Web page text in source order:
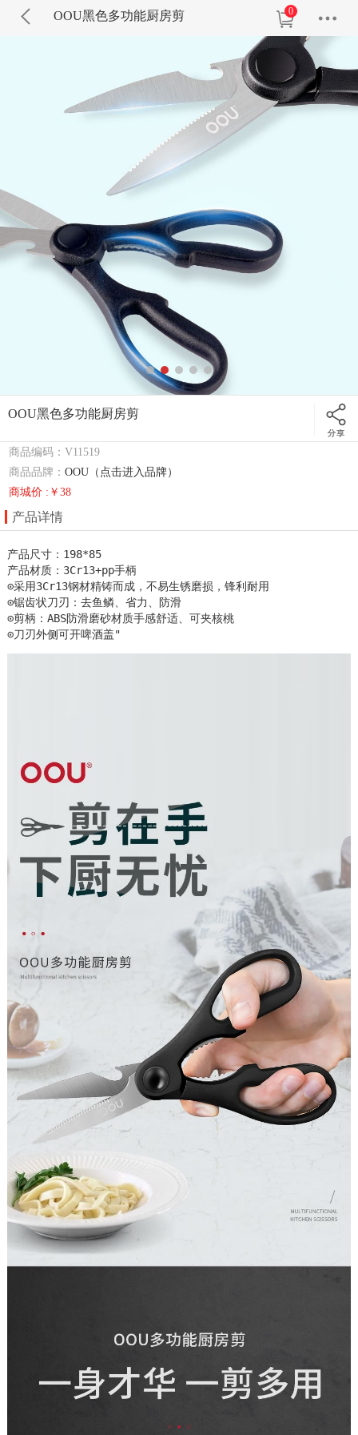
OOU黑色多功能厨房剪 0
OOU黑色多功能厨房剪
商品编码：V11519
商品品牌：OOU（点击进入品牌）
商城价 :￥38
产品详情
产品尺寸：198*85
产品材质：3Cr13+pp手柄
⊙采用3Cr13钢材精铸而成，不易生锈磨损，锋利耐用
⊙锯齿状刀刃：去鱼鳞、省力、防滑
⊙剪柄：ABS防滑磨砂材质手感舒适、可夹核桃
⊙刀刃外侧可开啤酒盖"